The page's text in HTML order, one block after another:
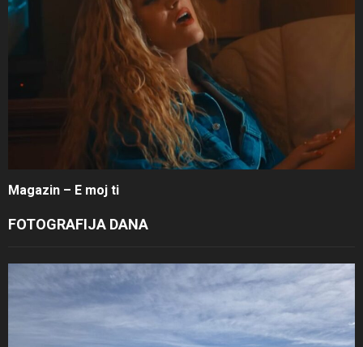
Magazin – E moj ti
FOTOGRAFIJA DANA